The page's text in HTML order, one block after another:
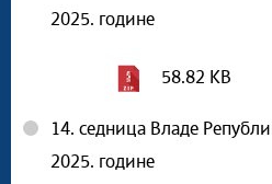
2025. године
58.82 KB
14. седница Владе
2025. године